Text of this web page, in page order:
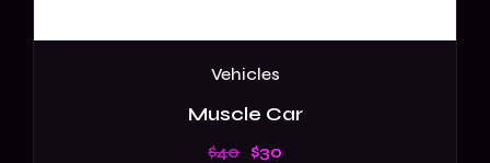
Vehicles
Muscle Car
$40 $30